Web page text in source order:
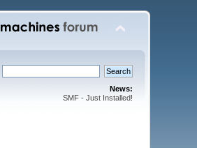
News:
SMF - Just Installed!